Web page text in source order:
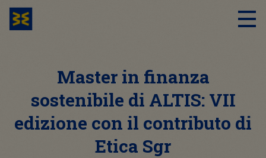
Master in finanza
sostenibile di ALTIS: VII
edizione con il contributo di
Etica Sgr